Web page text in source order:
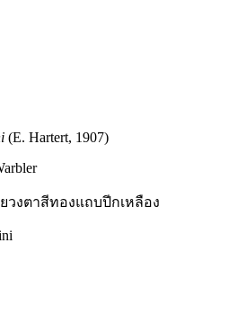
(E. Hartert, 1907)
วงตาสีทองแถบปีกเหลือง